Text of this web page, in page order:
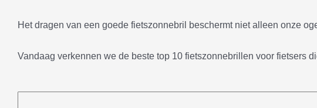
Het dragen van een goede fietszonnebril beschermt niet alleen onze
Vandaag verkennen we de beste top 10 fietszonnebrillen voor fietsers